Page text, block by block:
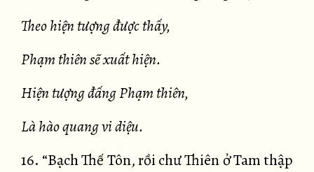
Theo hiện tượng được thấy,
Phạm thiên sẽ xuất hiện.
Hiện tượng đấng Phạm thiên,
Là hào quang vi diệu.
16. “Bạch Thế Tôn, rồi chư Thiên ở Tam thập